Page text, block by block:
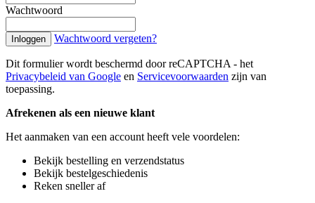
Wachtwoord
Inloggen Wachtwoord vergeten?
Dit formulier wordt beschermd door reCAPTCHA - het
Privacybeleid van Google en Servicevoorwaarden zijn van
toepassing.
Afrekenen als een nieuwe klant
Het aanmaken van een account heeft vele voordelen:
Bekijk bestelling en verzendstatus
Bekijk bestelgeschiedenis
Reken sneller af